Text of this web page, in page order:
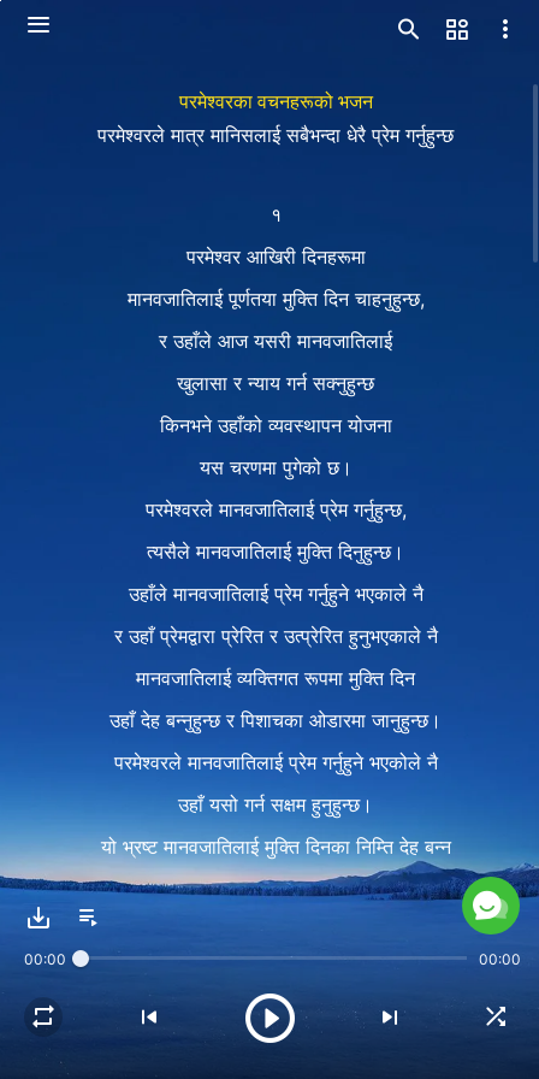
परमेश्‍वरका वचनहरूको भजन
परमेश्‍वरले मात्र मानिसलाई सबैभन्दा धेरै प्रेम गर्नुहुन्छ
१
परमेश्‍वर आखिरी दिनहरूमा
मानवजातिलाई पूर्णतया मुक्ति दिन चाहनुहुन्छ,
र उहाँले आज यसरी मानवजातिलाई
खुलासा र न्याय गर्न सक्नुहुन्छ
किनभने उहाँको व्यवस्थापन योजना
यस चरणमा पुगेको छ।
परमेश्‍वरले मानवजातिलाई प्रेम गर्नुहुन्छ,
त्यसैले मानवजातिलाई मुक्ति दिनुहुन्छ।
उहाँले मानवजातिलाई प्रेम गर्नुहुने भएकाले नै
र उहाँ प्रेमद्वारा प्रेरित र उत्प्रेरित हुनुभएकाले नै
मानवजातिलाई व्यक्तिगत रूपमा मुक्ति दिन
उहाँ देह बन्नुहुन्छ र पिशाचका ओडारमा जानुहुन्छ।
परमेश्‍वरले मानवजातिलाई प्रेम गर्नुहुने भएकोले नै
उहाँ यसो गर्न सक्षम हुनुहुन्छ।
यो भ्रष्ट मानवजातिलाई मुक्ति दिनका निम्ति देह बन्न
परमेश्‍वरले अपार अपमान सहनु
परमेश्‍वरको वचनका हरफहरूमा अर्ती,
00:00 00:00